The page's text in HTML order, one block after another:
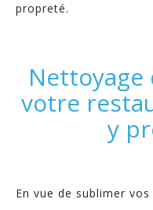
propreté.
votre
y
En vue de sublimer